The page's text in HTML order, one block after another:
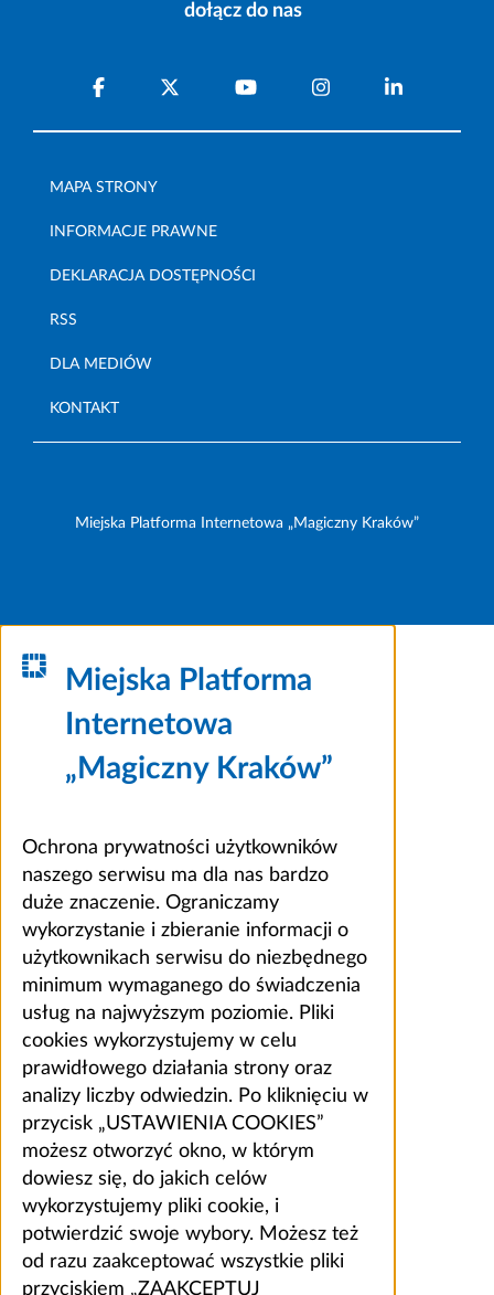
dołącz do nas
MAPA STRONY
INFORMACJE PRAWNE
DEKLARACJA DOSTĘPNOŚCI
RSS
DLA MEDIÓW
KONTAKT
Miejska Platforma Internetowa „Magiczny Kraków”
Miejska Platforma
Internetowa
„Magiczny Kraków”
Ochrona prywatności użytkowników
naszego serwisu ma dla nas bardzo
duże znaczenie. Ograniczamy
wykorzystanie i zbieranie informacji o
użytkownikach serwisu do niezbędnego
minimum wymaganego do świadczenia
usług na najwyższym poziomie. Pliki
cookies wykorzystujemy w celu
prawidłowego działania strony oraz
analizy liczby odwiedzin. Po kliknięciu w
przycisk „USTAWIENIA COOKIES”
możesz otworzyć okno, w którym
dowiesz się, do jakich celów
wykorzystujemy pliki cookie, i
potwierdzić swoje wybory. Możesz też
od razu zaakceptować wszystkie pliki
przyciskiem „ZAAKCEPTUJ